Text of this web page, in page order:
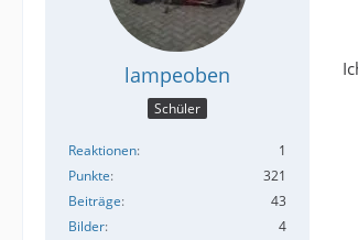
lampeoben
Schüler
Reaktionen
1
Punkte
321
Beiträge
43
Bilder
4